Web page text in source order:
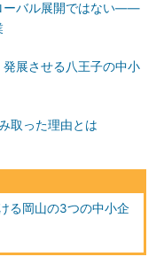
ーバル展開ではない――
展させる八王子の中小
取った理由とは
る岡山の3つの中小企